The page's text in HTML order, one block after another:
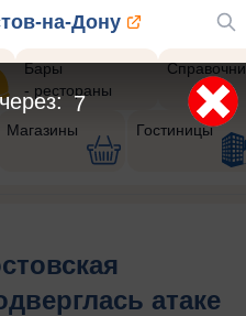
на-Дону
Бары
- рестораны
Магазины Гостиницы
атаке
5